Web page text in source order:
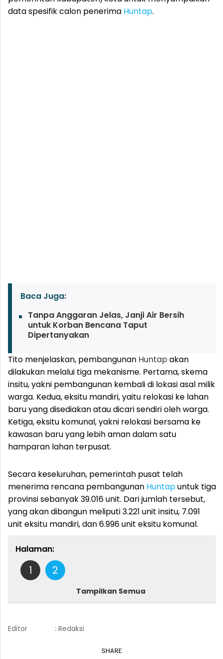
data spesifik calon penerima Huntap.
Baca Juga:
Tanpa Anggaran Jelas, Janji Air Bersih
untuk Korban Bencana Taput
Dipertanyakan
Tito menjelaskan, pembangunan Huntap akan
dilakukan melalui tiga mekanisme. Pertama, skema
insitu, yakni pembangunan kembali di lokasi asal milik
warga. Kedua, eksitu mandiri, yaitu relokasi ke lahan
baru yang disediakan atau dicari sendiri oleh warga.
Ketiga, eksitu komunal, yakni relokasi bersama ke
kawasan baru yang lebih aman dalam satu
hamparan lahan terpusat.
Secara keseluruhan, pemerintah pusat telah
menerima rencana pembangunan Huntapuntuk tiga
provinsi sebanyak 39.016 unit. Dari jumlah tersebut,
yang akan dibangun meliputi 3.221 unit insitu, 7.091
unit eksitu mandiri, dan 6.996 unit eksitu komunal.
Halaman:
1 2
Tampilkan Semua
Editor : Redaksi
SHARE: